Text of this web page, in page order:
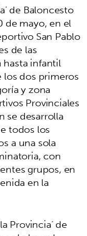
de Baloncesto
de mayo, en el
San Pablo
de las
infantil
dos primeros
y zona
Provinciales
se desarrolla
todos los
a una sola
con
grupos, en
en la
Provincia’ de